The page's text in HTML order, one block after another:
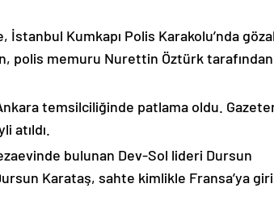
İstanbul Kumkapı Polis Karakolu’nda
polis memuru Nurettin Öztürk
temsilciliğinde patlama oldu.
atıldı.
bulunan Dev-Sol lideri Dursun
Karataş, sahte kimlikle Fransa’ya